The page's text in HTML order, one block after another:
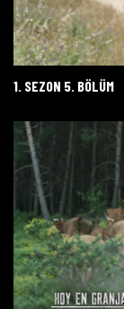
1. SEZON 5. BÖLÜM